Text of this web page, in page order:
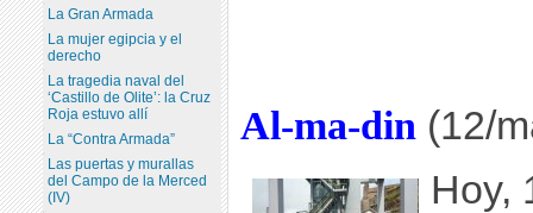
Al-ma-din (12/
Hoy,
La Gran Armada
La mujer egipcia y el
derecho
La tragedia naval del
‘Castillo de Olite’: la Cruz
Roja estuvo allí
La “Contra Armada”
Las puertas y murallas
del Campo de la Merced
(IV)